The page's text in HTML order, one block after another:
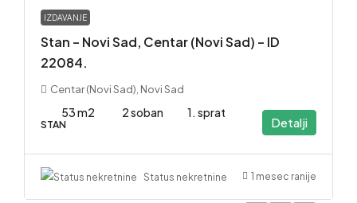
IZDAVANJE
Stan – Novi Sad, Centar (Novi Sad) – ID
22084.
Centar (Novi Sad), Novi Sad
53 m2 2 soban 1. sprat
STAN Detalji
Status nekretnine 1 mesec ranije